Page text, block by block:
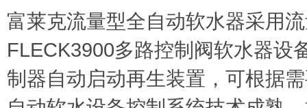
富莱克流量型全自动软水器采用
FLECK3900多路控制阀软水器
制器自动启动再生装置，可根据